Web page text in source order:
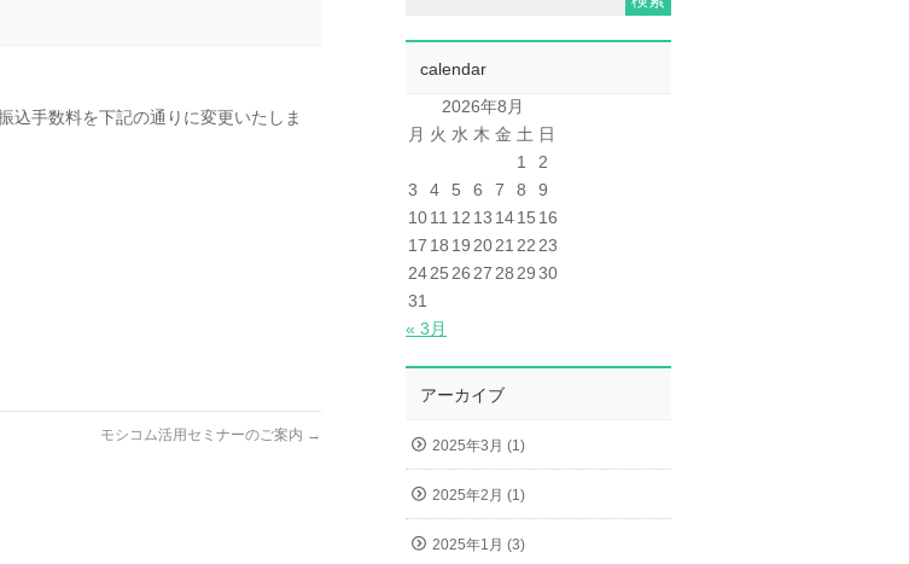
込手数料を下記の通りに変更いたしま
モシコム活用セミナーのご案内 →
calendar
2026年8月
月 火 水 木 金 土 日
1
2
3
4 5 6 7 8
9
1011 12 13 1415 16
17 18 19 2021 22 23
2425 26 27 28 2930
31
« 3月
アーカイブ
2025年3月 (1)
2025年2月 (1)
2025年1月 (3)